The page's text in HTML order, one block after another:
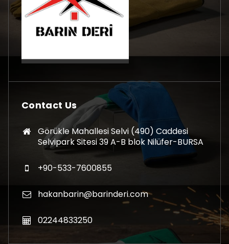
Contact Us
Görükle Mahallesi Selvi (490) Caddesi
Selvipark Sitesi 39 A-B blok Nilüfer-BURSA
+90-533-7600855
hakanbarin@barinderi.com
02244833250